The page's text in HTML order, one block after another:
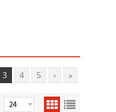
3 4 5 › »